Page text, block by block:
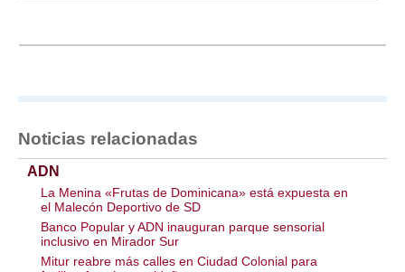
Noticias relacionadas
ADN
La Menina «Frutas de Dominicana» está expuesta en
el Malecón Deportivo de SD
Banco Popular y ADN inauguran parque sensorial
inclusivo en Mirador Sur
Mitur reabre más calles en Ciudad Colonial para